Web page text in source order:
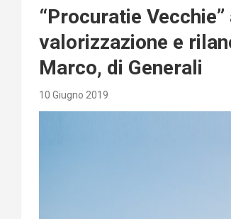
“Procuratie
valorizzazione e
Marco, di Generali
10 Giugno 2019